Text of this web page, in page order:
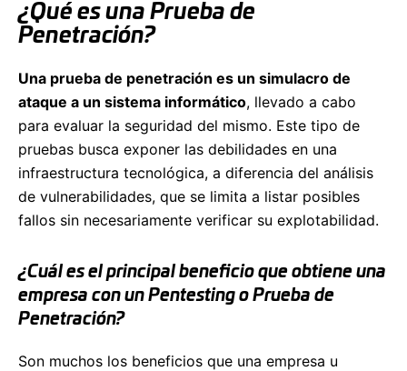
¿Qué es una Prueba de
Penetración?
Una prueba de penetración es un simulacro de
ataque a un sistema informático, llevado a cabo
para evaluar la seguridad del mismo. Este tipo de
pruebas busca exponer las debilidades en una
infraestructura tecnológica, a diferencia del análisis
de vulnerabilidades, que se limita a listar posibles
fallos sin necesariamente verificar su explotabilidad.
¿Cuál es el principal beneficio que obtiene una
empresa con un Pentesting o Prueba de
Penetración?
Son muchos los beneficios que una empresa u